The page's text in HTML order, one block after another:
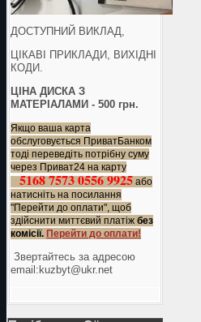
ДОСТУПНИЙ ВИКЛАД,
ЦІКАВІ ПРИКЛАДИ, ВИХІДНІ
КОДИ.
ЦІНА ДИСКА З
МАТЕРІАЛАМИ - 500 грн.
Якщо ваша карта
обслуговується ПриватБанком
тоді переведіть потрібну суму
через Приват24 на карту
5168 7573 0556 9925 або
натисніть на посилання
"Перейти до оплати", щоб
здійснити миттєвий платіж без
комісії. Перейти до оплати!
Звертайтесь за адресою
еmail:kuzbyt@ukr.net